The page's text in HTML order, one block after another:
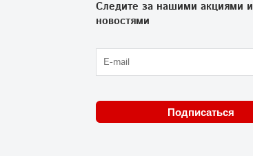
Следите за нашими акциями и
новостями
Подписаться